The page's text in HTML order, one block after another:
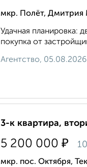
мкр. Полёт, Дмитрия
Удачная планировка:
покупка от
Агентство, 05.08.2026
3-к квартира,
5 200 000 ₽
мкр. пос. Октября,